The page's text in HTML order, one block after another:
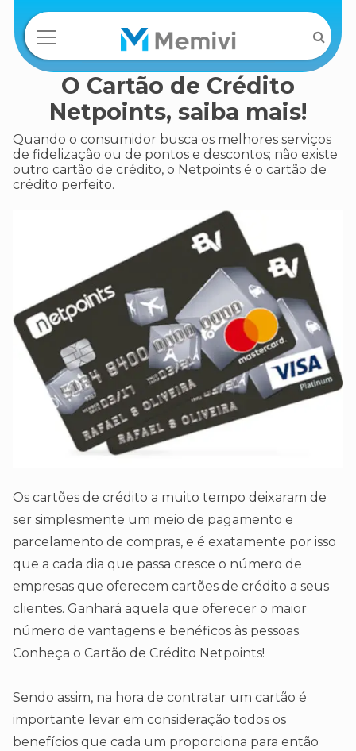
O Cartão de Crédito
Netpoints, saiba mais!
Quando o consumidor busca os melhores serviços
de fidelização ou de pontos e descontos; não existe
outro cartão de crédito, o Netpoints é o cartão de
crédito perfeito.
Os cartões de crédito a muito tempo deixaram de
ser simplesmente um meio de pagamento e
parcelamento de compras, e é exatamente por isso
que a cada dia que passa cresce o número de
empresas que oferecem cartões de crédito a seus
clientes. Ganhará aquela que oferecer o maior
número de vantagens e benéficos às pessoas.
Conheça o Cartão de Crédito Netpoints!
Sendo assim, na hora de contratar um cartão é
importante levar em consideração todos os
benefícios que cada um proporciona para então